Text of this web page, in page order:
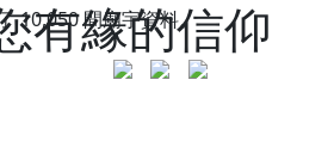
有緣的信仰
10,050間廟宇資料。